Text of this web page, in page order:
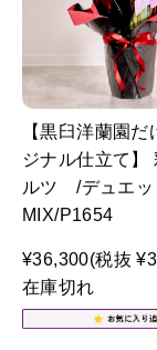
【黒臼洋蘭園だ
ジナル仕立て】
ルツ /デュエッ
MIX/P1654
¥36,300(税抜
在庫切れ